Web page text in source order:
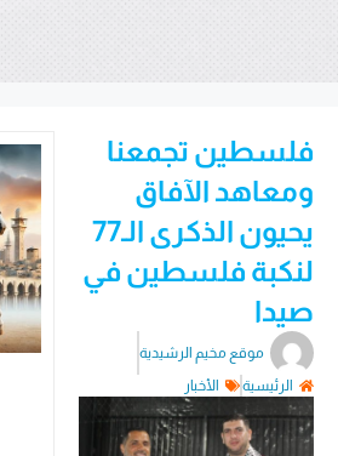
فلسطين تجمعنا
ومعاهد الآفاق
يحيون الذكرى الـ77
لنكبة فلسطين في
صيدا
موقع مخيم الرشيدية
الرئيسية
الأخبار